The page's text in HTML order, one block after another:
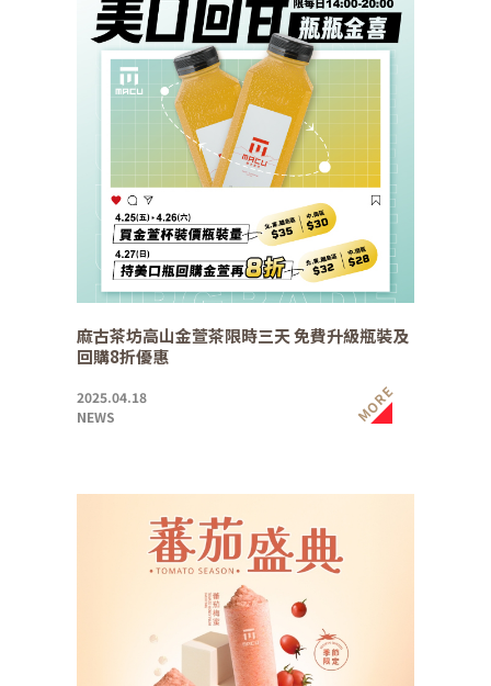
麻古茶坊高山金萱茶限時三天 免費升級瓶裝及
回購8折優惠
2025.04.18
NEWS
MORE